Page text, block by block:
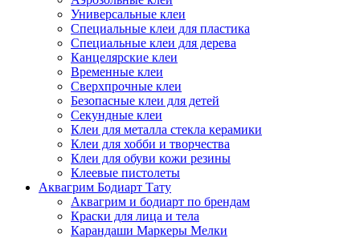
Универсальные клеи
Специальные клеи для пластика
Специальные клеи для дерева
Канцелярские клеи
Временные клеи
Сверхпрочные клеи
Безопасные клеи для детей
Секундные клеи
Клеи для металла стекла керамики
Клеи для хобби и творчества
Клеи для обуви кожи резины
Клеевые пистолеты
Аквагрим Бодиарт Тату
Аквагрим и бодиарт по брендам
Краски для лица и тела
Карандаши Маркеры Мелки